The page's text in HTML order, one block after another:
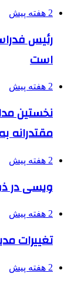
2 هفته پیش
رئیس
است
2 هفته پیش
نخستین
مقتدرانه
2 هفته پیش
ویسی در
2 هفته پیش
تغییرات
2 هفته پیش